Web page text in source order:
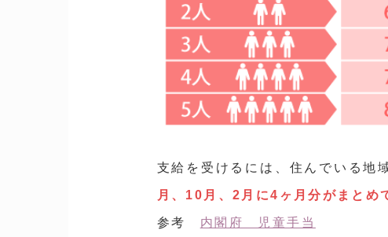
支給を受けるには、住んでいる地
月、10月、2月に4ヶ月分がまとめ
参考 内閣府 児童手当